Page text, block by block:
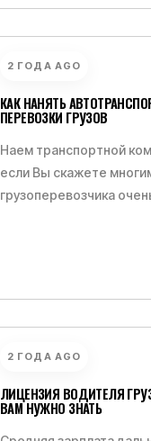
2 ГОДА AGO
КАК НАНЯТЬ
ПЕРЕВОЗКИ ГРУЗОВ
Наем транспортной
если Вы скажете
грузоперевозчика
2 ГОДА AGO
ЛИЦЕНЗИЯ ВОДИТЕЛЯ
ВАМ НУЖНО ЗНАТЬ